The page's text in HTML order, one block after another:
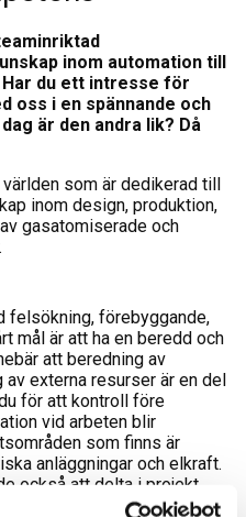
inom automation till
du ett intresse för
oss i en spännande och
är den andra lik? Då
som är dedikerad till
inom design, produktion,
gasatomiserade och
felsökning, förebyggande,
mål är att ha en beredd och
att beredning av
externa resurser är en del
för att kontroll före
vid arbeten blir
som finns är
anläggningar och elkraft.
också att delta i projekt